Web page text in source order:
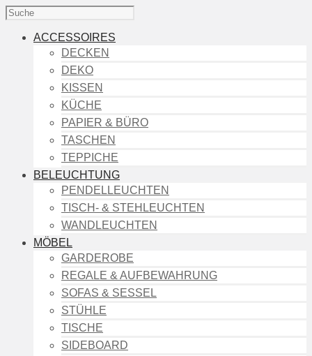
ACCESSOIRES
DECKEN
DEKO
KISSEN
KÜCHE
PAPIER & BÜRO
TASCHEN
TEPPICHE
BELEUCHTUNG
PENDELLEUCHTEN
TISCH- & STEHLEUCHTEN
WANDLEUCHTEN
MÖBEL
GARDEROBE
REGALE & AUFBEWAHRUNG
SOFAS & SESSEL
STÜHLE
TISCHE
SIDEBOARD